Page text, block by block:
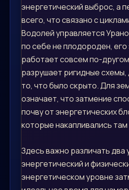
энергетический выброс, а
всего, что связано с
Водолей управляется
по себе не плодороден, его
работает совсем по-
разрушает ригидные
то, что было скрыто. Для
означает, что затмение
почву от энергетических
которые накапливались
Здесь важно различать два
энергетический и
энергетическом уровне